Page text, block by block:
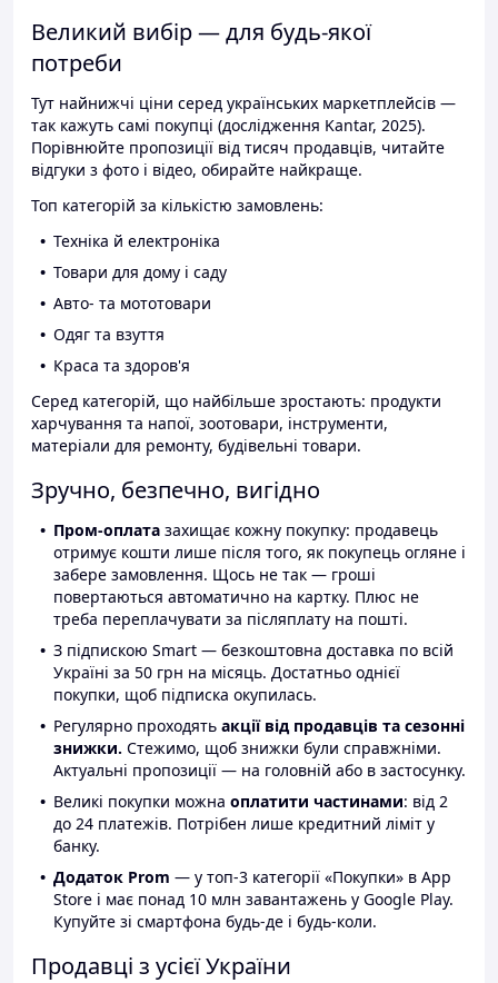
Великий вибір — для будь-якої
потреби
Тут найнижчі ціни серед українських маркетплейсів —
так кажуть самі покупці (дослідження Kantar, 2025).
Порівнюйте пропозиції від тисяч продавців, читайте
відгуки з фото і відео, обирайте найкраще.
Топ категорій за кількістю замовлень:
Техніка й електроніка
Товари для дому і саду
Авто- та мототовари
Одяг та взуття
Краса та здоров'я
Серед категорій, що найбільше зростають: продукти
харчування та напої, зоотовари, інструменти,
матеріали для ремонту, будівельні товари.
Зручно, безпечно, вигідно
Пром-оплата захищає кожну покупку: продавець
отримує кошти лише після того, як покупець огляне і
забере замовлення. Щось не так — гроші
повертаються автоматично на картку. Плюс не
треба переплачувати за післяплату на пошті.
З підпискою Smart — безкоштовна доставка по всій
Україні за 50 грн на місяць. Достатньо однієї
покупки, щоб підписка окупилась.
Регулярно проходять акції від продавців та сезонні
знижки. Стежимо, щоб знижки були справжніми.
Актуальні пропозиції — на головній або в застосунку.
Великі покупки можна оплатити частинами: від 2
до 24 платежів. Потрібен лише кредитний ліміт у
банку.
Додаток Prom — у топ-3 категорії «Покупки» в App
Store і має понад 10 млн завантажень у Google Play.
Купуйте зі смартфона будь-де і будь-коли.
Продавці з усієї України